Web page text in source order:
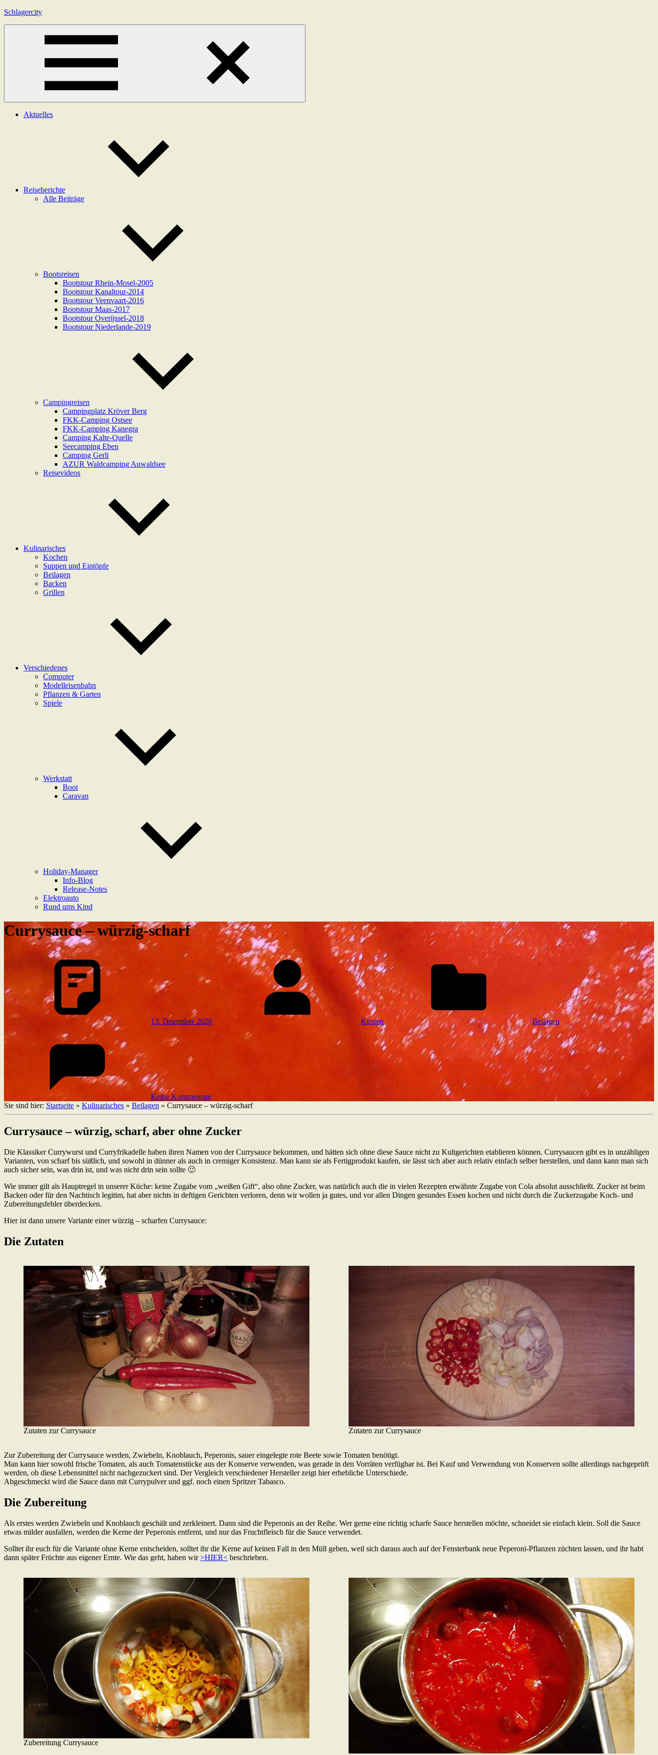
Zum
Schlagercity
Menü
Aktuelles
Reiseberichte
Alle Beiträge
Bootsreisen
Bootstour Rhein-Mosel-2005
Bootstour Kanaltour-2014
Bootstour Veenvaart-2016
Bootstour Maas-2017
Bootstour Overijssel-2018
Bootstour Niederlande-2019
Campingreisen
Campingplatz Kröver Berg
FKK-Camping Ostsee
FKK-Camping Kanegra
Camping Kalte-Quelle
Seecamping Eben
Camping Gerli
AZUR Waldcamping Auwaldsee
Reisevideos
Kulinarisches
Kochen
Suppen und Eintöpfe
Beilagen
Backen
Grillen
Verschiedenes
Computer
Modelleisenbahn
Pflanzen & Garten
Spiele
Werkstatt
Boot
Caravan
Holiday-Manager
Info-Blog
Release-Notes
Elektroauto
Rund ums Kind
Currysauce – würzig-scharf
13. Dezember 2020 Kirsten Beilagen
Keine Kommentare
Sie sind hier: Startseite » Kulinarisches » Beilagen » Currysauce – würzig-scharf
Currysauce – würzig, scharf, aber ohne Zucker
Die Klassiker Currywurst und Curryfrikadelle haben ihren Namen von der Currysauce bekommen, und hätten sich ohne diese Sauce nicht zu Kultgerichten etablieren können. Currysaucen gibt es in unzähligen
Varianten, von scharf bis süßlich, und sowohl in dünner als auch in cremiger Konsistenz. Man kann sie als Fertigprodukt kaufen, sie lässt sich aber auch relativ einfach selber herstellen, und dann kann man sich
auch sicher sein, was drin ist, und was nicht drin sein sollte 🙂
Wie immer gilt als Hauptregel in unserer Küche: keine Zugabe vom „weißen Gift“, also ohne Zucker, was natürlich auch die in vielen Rezepten erwähnte Zugabe von Cola absolut ausschließt. Zucker ist beim
Backen oder für den Nachtisch legitim, hat aber nichts in deftigen Gerichten verloren, denn wir wollen ja gutes, und vor allen Dingen gesundes Essen kochen und nicht durch die Zuckerzugabe Koch- und
Zubereitungsfehler überdecken.
Hier ist dann unsere Variante einer würzig – scharfen Currysauce:
Die Zutaten
Zutaten zur Currysauce Zutaten zur Currysauce
Zur Zubereitung der Currysauce werden, Zwiebeln, Knoblauch, Peperonis, sauer eingelegte rote Beete sowie Tomaten benötigt.
Man kann hier sowohl frische Tomaten, als auch Tomatenstücke aus der Konserve verwenden, was gerade in den Vorräten verfügbar ist. Bei Kauf und Verwendung von Konserven sollte allerdings nachgeprüft
werden, ob diese Lebensmittel nicht nachgezuckert sind. Der Vergleich verschiedener Hersteller zeigt hier erhebliche Unterschiede.
Abgeschmeckt wird die Sauce dann mit Currypulver und ggf. noch einen Spritzer Tabasco.
Die Zubereitung
Als erstes werden Zwiebeln und Knoblauch geschält und zerkleinert. Dann sind die Peperonis an der Reihe. Wer gerne eine richtig scharfe Sauce herstellen möchte, schneidet sie einfach klein. Soll die Sauce
etwas milder ausfallen, werden die Kerne der Peperonis entfernt, und nur das Fruchtfleisch für die Sauce verwendet.
Solltet ihr euch für die Variante ohne Kerne entscheiden, solltet ihr die Kerne auf keinen Fall in den Müll geben, weil sich daraus auch auf der Fensterbank neue Peperoni-Pflanzen züchten lassen, und ihr habt
dann später Früchte aus eigener Ernte. Wie das geht, haben wir>HIER< beschrieben.
Zubereitung Currysauce